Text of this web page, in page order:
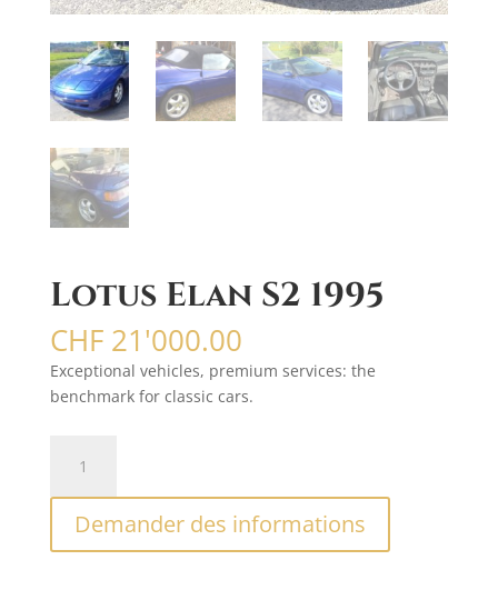
Lotus Elan S2 1995
CHF21'000.00
Exceptional vehicles, premium services: the
benchmark for classic cars.
Lotus
Elan
S2
Demander des informations
t
e
r